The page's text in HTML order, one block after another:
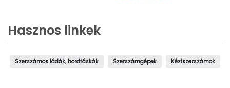
Hasznos linkek
Szerszámos ládák, hordtáskák Szerszámgépek Kéziszerszámok